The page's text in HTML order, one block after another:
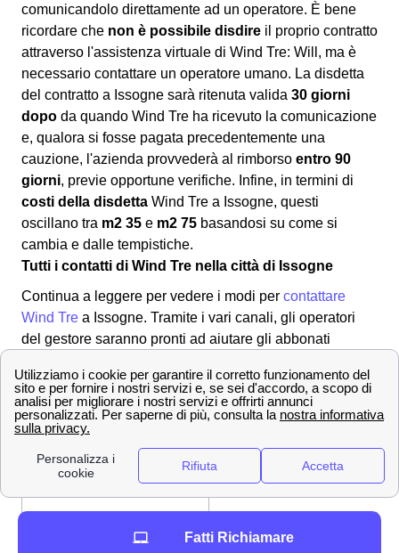
comunicandolo direttamente ad un operatore. È bene
ricordare che non è possibile disdire il proprio contratto
attraverso l'assistenza virtuale di Wind Tre: Will, ma è
necessario contattare un operatore umano. La disdetta
del contratto a Issogne sarà ritenuta valida 30 giorni
dopo da quando Wind Tre ha ricevuto la comunicazione
e, qualora si fosse pagata precedentemente una
cauzione, l'azienda provvederà al rimborso entro 90
giorni, previe opportune verifiche. Infine, in termini di
costi della disdetta Wind Tre a Issogne, questi
oscillano tra m2 35 e m2 75 basandosi su come si
cambia e dalle tempistiche.
Tutti i contatti di Wind Tre nella città di Issogne
Continua a leggere per vedere i modi per contattare
Wind Tre a Issogne. Tramite i vari canali, gli operatori
del gestore saranno pronti ad aiutare gli abbonati
metterti in contatto con il provider:
✔ Modalità per contattare Wind-Tre
800 900 134
Numero Verde
[email protected] Indirizzo mail per PEC
Fatti Richiamare